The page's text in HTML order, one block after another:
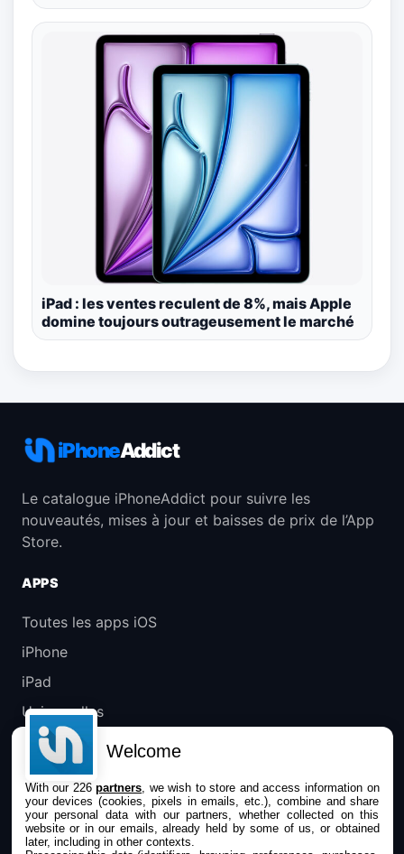
iPad : les ventes reculent de 8%, mais Apple
domine toujours outrageusement le marché
iPhoneAddict
Le catalogue iPhoneAddict pour suivre les
nouveautés, mises à jour et baisses de prix de l’App
Store.
APPS
Toutes les apps iOS
iPhone
iPad
Universelles
Mac
Apple TV
IPHONEADDICT
Welcome
With our 226partners , we wish to store and access information on
your devices (cookies, pixels in emails, etc.), combine and share
your personal data with our partners, whether collected on this
website or in our emails, already held by some of us, or obtained
later, including in other contexts.